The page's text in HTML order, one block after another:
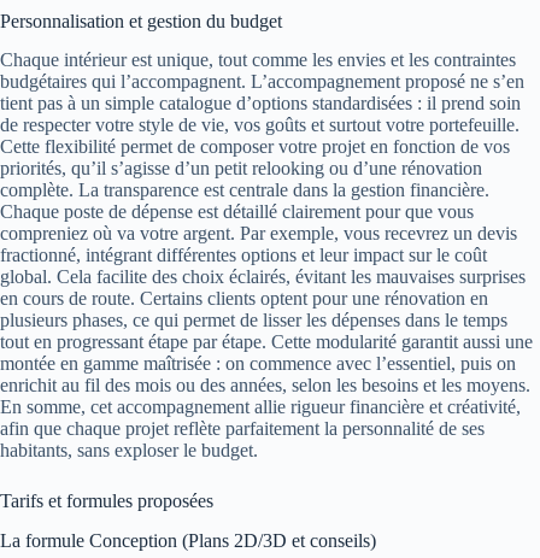
Personnalisation et gestion du budget
Chaque intérieur est unique, tout comme les envies et les contraintes
budgétaires qui l’accompagnent. L’accompagnement proposé ne s’en
tient pas à un simple catalogue d’options standardisées : il prend soin
de respecter votre style de vie, vos goûts et surtout votre portefeuille.
Cette flexibilité permet de composer votre projet en fonction de vos
priorités, qu’il s’agisse d’un petit relooking ou d’une rénovation
complète. La transparence est centrale dans la gestion financière.
Chaque poste de dépense est détaillé clairement pour que vous
compreniez où va votre argent. Par exemple, vous recevrez un devis
fractionné, intégrant différentes options et leur impact sur le coût
global. Cela facilite des choix éclairés, évitant les mauvaises surprises
en cours de route. Certains clients optent pour une rénovation en
plusieurs phases, ce qui permet de lisser les dépenses dans le temps
tout en progressant étape par étape. Cette modularité garantit aussi une
montée en gamme maîtrisée : on commence avec l’essentiel, puis on
enrichit au fil des mois ou des années, selon les besoins et les moyens.
En somme, cet accompagnement allie rigueur financière et créativité,
afin que chaque projet reflète parfaitement la personnalité de ses
habitants, sans exploser le budget.
Tarifs et formules proposées
La formule Conception (Plans 2D/3D et conseils)